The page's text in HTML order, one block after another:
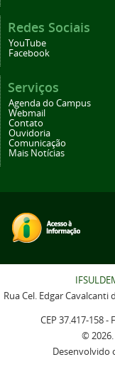
Redes Sociais
YouTube
Facebook
Serviços
Agenda do Campus
Webmail
Contato
Ouvidoria
Comunicação
Mais Notícias
Rua Cel. Edgar Cavalcanti
CEP 37.417-158 -
©
Desenvolvido